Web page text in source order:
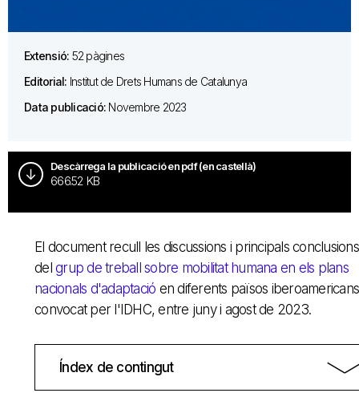
Extensió: 52 pàgines
Editorial: Institut de Drets Humans de Catalunya
Data publicació: Novembre 2023
Descàrrega la publicació en pdf (en castellà)
666.52 KB
El document recull les discussions i principals conclusions
del grup de treball sobre mobilitat humana en els plans
nacionals d'adaptació en diferents països
convocat per l'IDHC, entre juny i agost de 2023.
Índex de contingut